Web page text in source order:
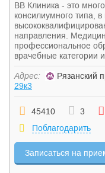
ВВ Клиника - это
консилиумного типа,
направления.
профессиональное
врачебные категории
Адрес: Рязанский
29к3
45410 3
Поблагодарить
Записаться на